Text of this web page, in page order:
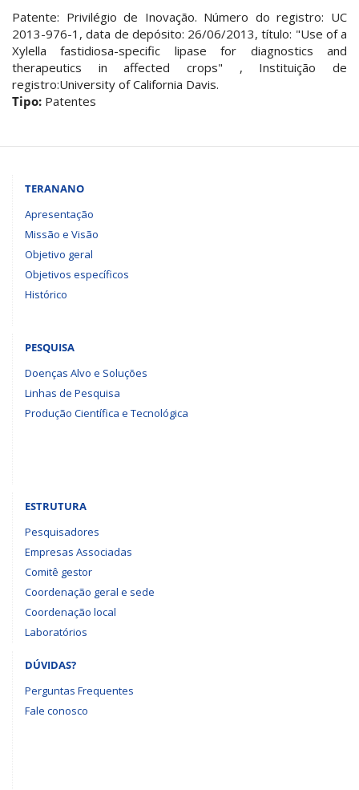
Patente: Privilégio de Inovação. Número do registro: UC
2013-976-1, data de depósito: 26/06/2013, título: "Use of a
Xylella fastidiosa-specific lipase for diagnostics and
therapeutics in affected crops" , Instituição de
registro:University of California Davis.
Tipo: Patentes
TERANANO
Apresentação
Missão e Visão
Objetivo geral
Objetivos específicos
Histórico
PESQUISA
Doenças Alvo e Soluções
Linhas de Pesquisa
Produção Científica e Tecnológica
ESTRUTURA
Pesquisadores
Empresas Associadas
Comitê gestor
Coordenação geral e sede
Coordenação local
Laboratórios
DÚVIDAS?
Perguntas Frequentes
Fale conosco